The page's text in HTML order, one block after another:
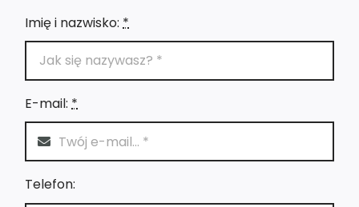
Imię i nazwisko: *
E-mail:*
Telefon: